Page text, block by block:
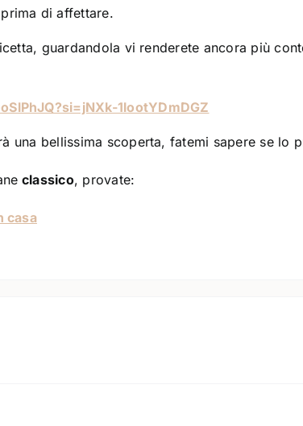
di affettare.
guardandola vi renderete ancora più
1lootYDmDGZ
una bellissima scoperta, fatemi sapere se lo
classico, provate:
casa